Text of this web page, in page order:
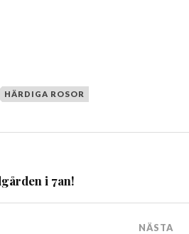
HÄRDIGA ROSOR
i 7an!
NÄSTA